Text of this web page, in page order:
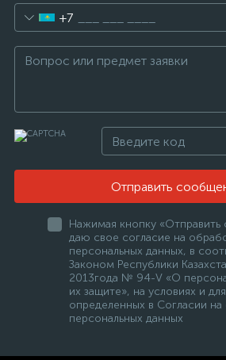
+7
Отправить
Нажимая кнопку
даю свое согласие на
персональных данных, в
Законом Республики
2013года № 94-V «О
их защите», на условиях и
определенных в Согласии
персональных данных